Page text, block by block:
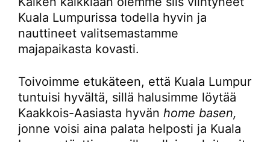
Kuala Lumpurissa todella hyvin ja
nauttineet valitsemastamme
majapaikasta kovasti.
Toivoimme etukäteen, että Kuala Lumpur
tuntuisi hyvältä, sillä halusimme löytää
Kaakkois-Aasiasta hyvän home basen,
jonne voisi aina palata helposti ja Kuala